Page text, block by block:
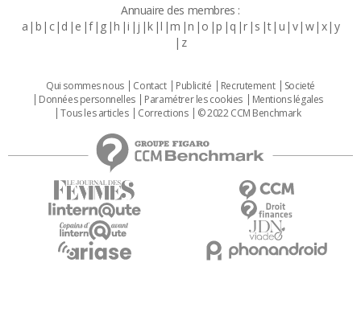
Annuaire des membres :
a b c d e f g h i j k l m n o p q r s t u v w x y
z
Qui sommes nous Contact Publicité Recrutement
Societé
Données personnelles
Paramétrer les cookies
Mentions légales
Tous les articles
Corrections © 2022 CCM Benchmark